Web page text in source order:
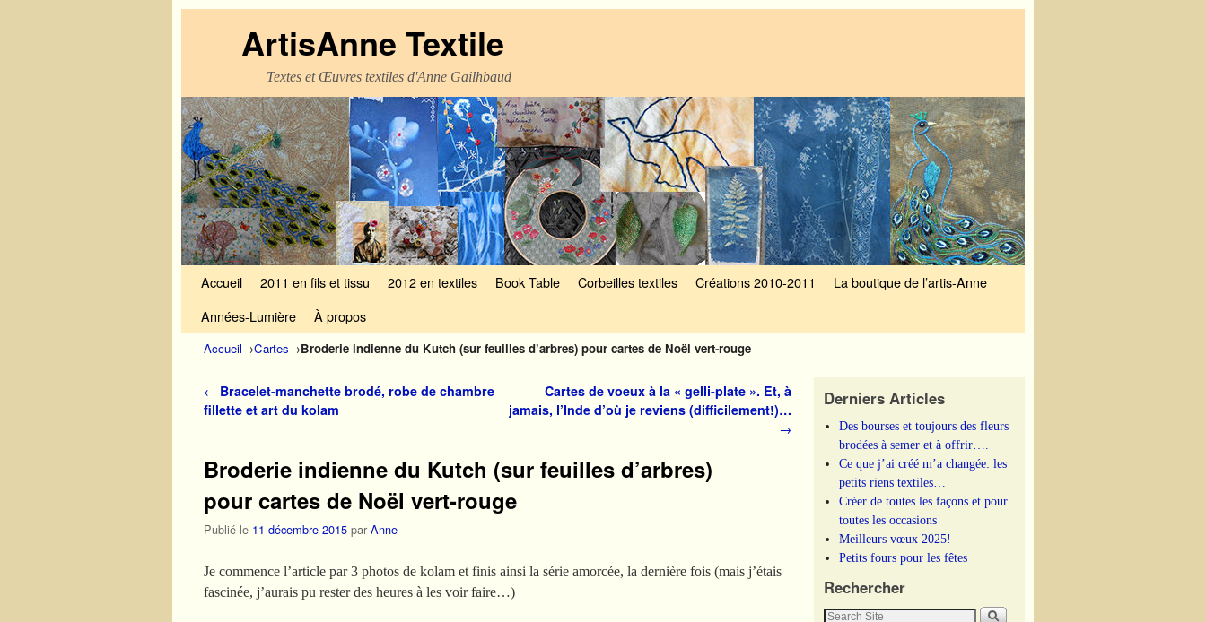
ArtisAnne Textile
Textes et Œuvres textiles d'Anne Gailhbaud
Accueil 2011 en fils et tissu 2012 en textiles Book Table Corbeilles textiles Créations 2010-2011
La boutique de l’artis-Anne
Années-Lumière
À propos
Accueil→Cartes→Broderie indienne du Kutch (sur feuilles d’arbres) pour cartes de Noël vert-rouge
Navigation des articles
← Bracelet-manchette brodé, robe de chambre
fillette et art du kolam
Cartes de voeux à la « gelli-plate ». Et, à
jamais, l’Inde d’où je reviens (difficilement!)…
→
Broderie indienne du Kutch (sur feuilles d’arbres)
pour cartes de Noël vert-rouge
Publié le 11 décembre 2015 par Anne
Je commence l’article par 3 photos de kolam et finis ainsi la série amorcée, la dernière fois (mais j’étais
fascinée, j’aurais pu rester des heures à les voir faire…)
Derniers Articles
Des bourses et toujours des fleurs
brodées à semer et à offrir….
Ce que j’ai créé m’a changée: les
petits riens textiles…
Créer de toutes les façons et pour
toutes les occasions
Meilleurs vœux 2025!
Petits fours pour les fêtes
Rechercher